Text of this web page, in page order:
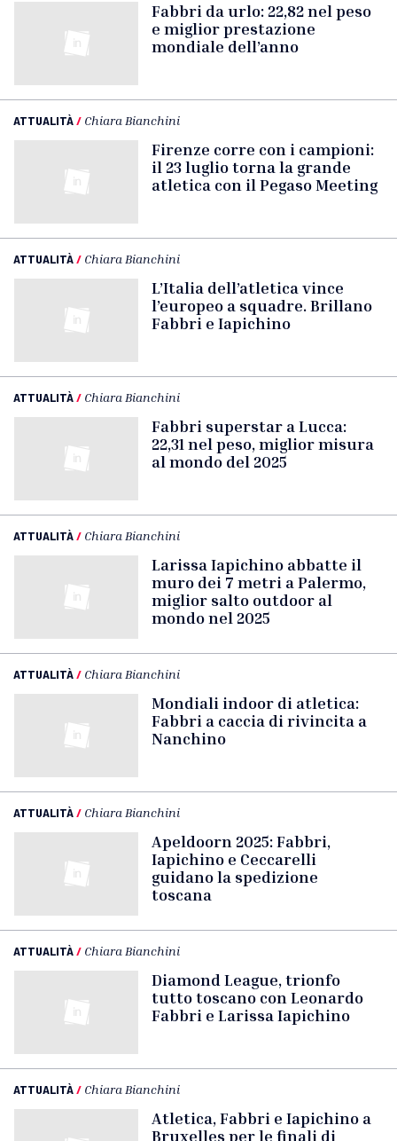
Fabbri da urlo: 22,82 nel peso
e miglior prestazione
mondiale dell’anno
ATTUALITÀ/ Chiara Bianchini
Firenze corre con i campioni:
il 23 luglio torna la grande
atletica con il Pegaso Meeting
ATTUALITÀ/ Chiara Bianchini
L’Italia dell’atletica vince
l’europeo a squadre. Brillano
Fabbri e Iapichino
ATTUALITÀ/ Chiara Bianchini
Fabbri superstar a Lucca:
22,31 nel peso, miglior misura
al mondo del 2025
ATTUALITÀ/ Chiara Bianchini
Larissa Iapichino abbatte il
muro dei 7 metri a Palermo,
miglior salto outdoor al
mondo nel 2025
ATTUALITÀ/ Chiara Bianchini
Mondiali indoor di atletica:
Fabbri a caccia di rivincita a
Nanchino
ATTUALITÀ/ Chiara Bianchini
Apeldoorn 2025: Fabbri,
Iapichino e Ceccarelli
guidano la spedizione
toscana
ATTUALITÀ/ Chiara Bianchini
Diamond League, trionfo
tutto toscano con Leonardo
Fabbri e Larissa Iapichino
ATTUALITÀ/ Chiara Bianchini
Atletica, Fabbri e Iapichino a
Bruxelles per le finali di